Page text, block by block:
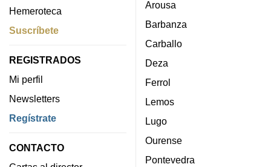
Hemeroteca
Suscríbete
REGISTRADOS
Mi perfil
Newsletters
Regístrate
CONTACTO
Arousa
Barbanza
Carballo
Deza
Ferrol
Lemos
Lugo
Ourense
Pontevedra